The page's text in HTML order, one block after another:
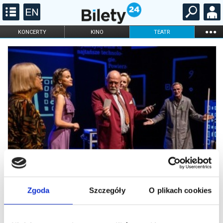
Zgoda Szczegóły O plikach cookies
KONCERTY KINO TEATR ...
FILHARMONIA OPERA I BALET
STAND-UP
DLA DZIECI
ONLINE
Wykapany zięć